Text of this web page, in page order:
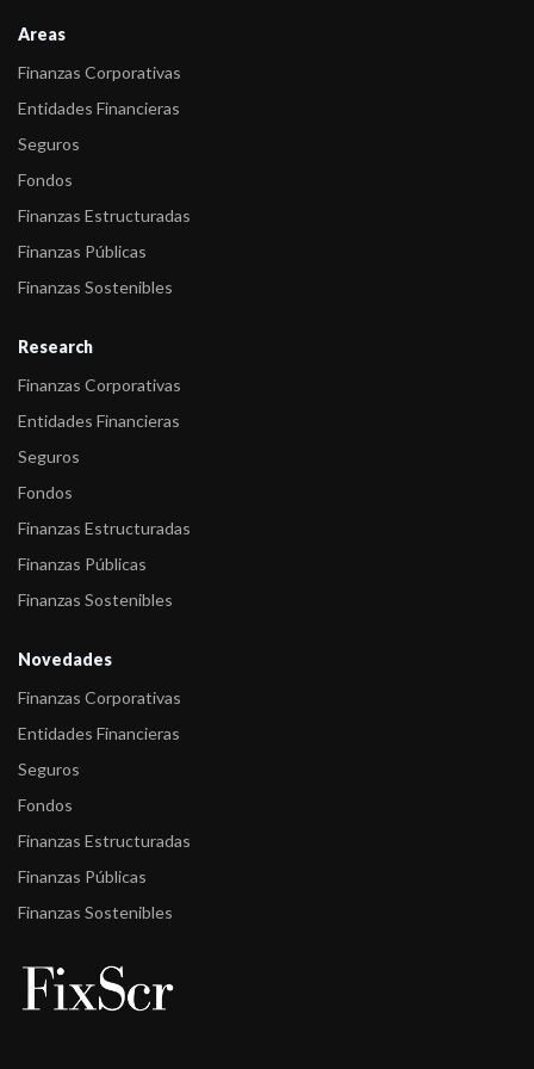
- FIX subió a categoría BB-(arg) la calificación de Emisor de largo
Areas
Finanzas Corporativas
Entidades Financieras
Seguros
Fondos
Finanzas Estructuradas
Finanzas Públicas
Finanzas Sostenibles
Research
Finanzas Corporativas
Entidades Financieras
Seguros
Fondos
Finanzas Estructuradas
Finanzas Públicas
Finanzas Sostenibles
Novedades
Finanzas Corporativas
Entidades Financieras
Seguros
Fondos
Finanzas Estructuradas
Finanzas Públicas
Finanzas Sostenibles